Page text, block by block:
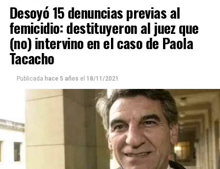
Desoyó 15 denuncias previas al
femicidio: destituyeron al juez que
(no) intervino en el caso de Paola
Tacacho
Publicada hace 5 años el 18/11/2021